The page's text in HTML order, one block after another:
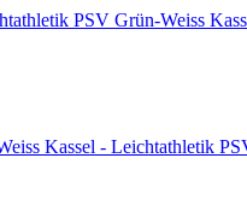
PSV Grün-Weiss